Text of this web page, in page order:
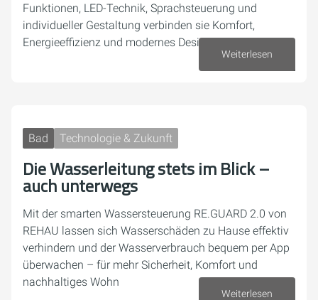
Funktionen, LED-Technik, Sprachsteuerung und
individueller Gestaltung verbinden sie Komfort,
Energieeffizienz und modernes Design.
Weiterlesen
Bad Technologie & Zukunft
Die Wasserleitung stets im Blick –
auch unterwegs
Mit der smarten Wassersteuerung RE.GUARD 2.0 von
REHAU lassen sich Wasserschäden zu Hause effektiv
verhindern und der Wasserverbrauch bequem per App
überwachen – für mehr Sicherheit, Komfort und
nachhaltiges Wohn
Weiterlesen